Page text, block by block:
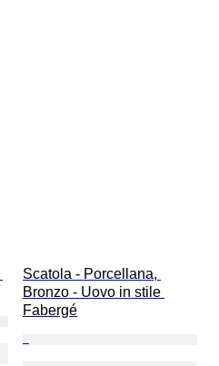
Scatola - Porcellana,
Bronzo - Uovo in stile
Fabergé